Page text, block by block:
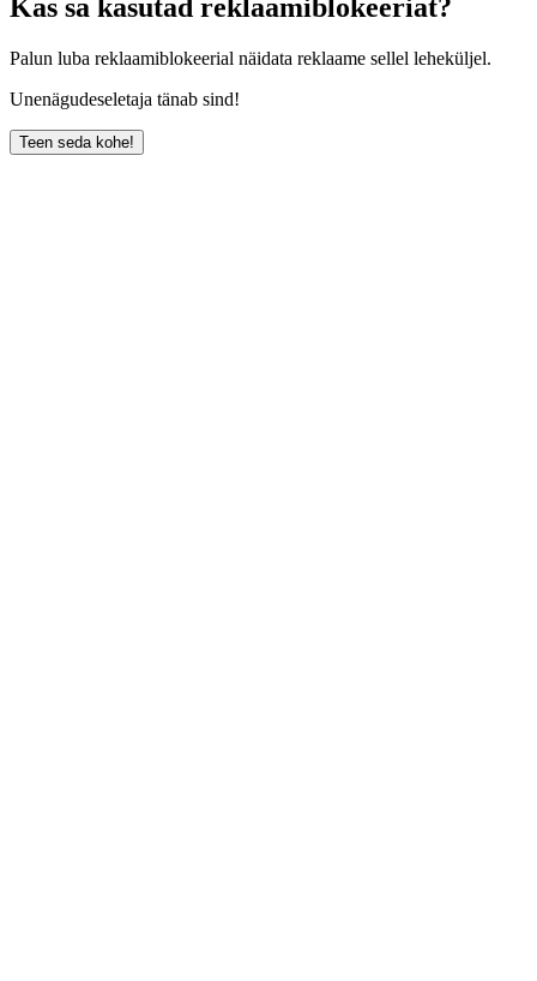
Kas sa kasutad reklaamiblokeeriat?
Palun luba reklaamiblokeerial näidata reklaame sellel leheküljel.
Unenägudeseletaja tänab sind!
Teen seda kohe!